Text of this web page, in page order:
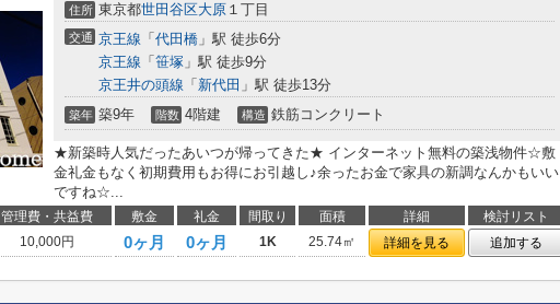
住所 東京都世田谷区大原 １丁目
交通 京王線 「 代田橋 」駅 徒歩6分
京王線 「 笹塚 」駅 徒歩9分
京王井の頭線 「 新代田 」駅 徒歩13分
築年 築9年 階数 4階建 構造 鉄筋コンクリート
★新築時人気だったあいつが帰ってきた★ インターネット無料の築浅物件☆敷
金礼金もなく初期費用もお得にお引越し♪余ったお金で家具の新調なんかもいい
ですね☆...
管理費・共益費 敷金 礼金 間取り 面積 詳細
検討リスト
10,000円 0ヶ月 0ヶ月 1K 25.74㎡ 詳細を見る 追加する